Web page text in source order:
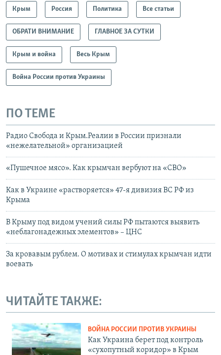
Крым Россия Политика Все статьи
ОБРАТИ ВНИМАНИЕ ГЛАВНОЕ ЗА СУТКИ
Крым и война Весь Крым
Война России против Украины
ПО ТЕМЕ
Радио Свобода и Крым.Реалии в России признали
«нежелательной» организацией
«Пушечное мясо». Как крымчан вербуют на «СВО»
Как в Украине «растворяется» 47-я дивизия ВС РФ из
Крыма
В Крыму под видом учений силы РФ пытаются выявить
«неблагонадежных элементов» – ЦНС
За кровавым рублем. О мотивах и стимулах крымчан идти
воевать
ЧИТАЙТЕ ТАКЖЕ:
ВОЙНА РОССИИ ПРОТИВ УКРАИНЫ
Как Украина берет под контроль
«сухопутный коридор» в Крым